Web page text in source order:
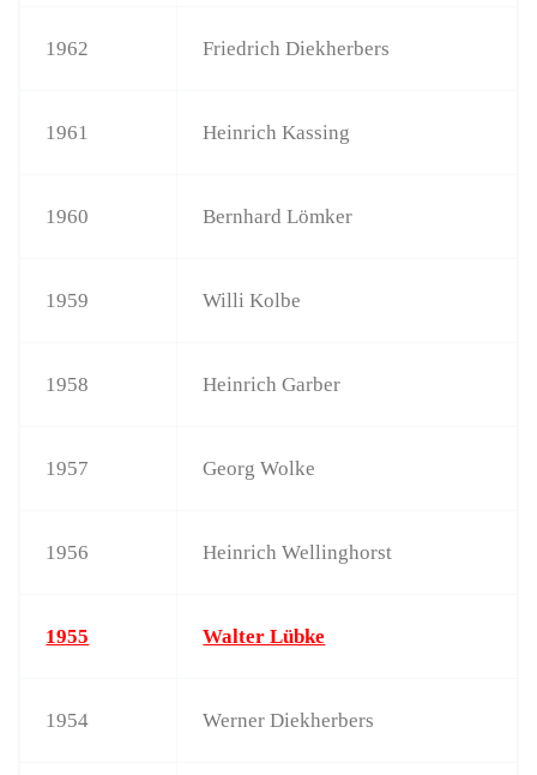
1962 Friedrich Diekherbers
1961 Heinrich Kassing
1960 Bernhard Lömker
1959 Willi Kolbe
1958 Heinrich Garber
1957 Georg Wolke
1956 Heinrich Wellinghorst
1955 Walter Lübke
1954 Werner Diekherbers